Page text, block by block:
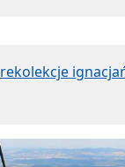
rekolekcje